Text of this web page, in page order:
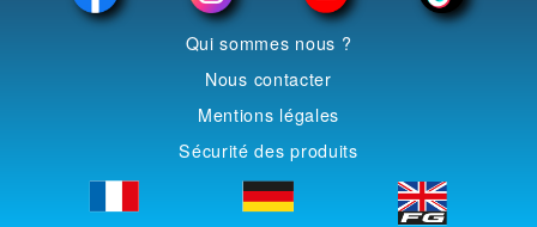
Qui sommes nous ?
Nous contacter
Mentions légales
Sécurité des produits